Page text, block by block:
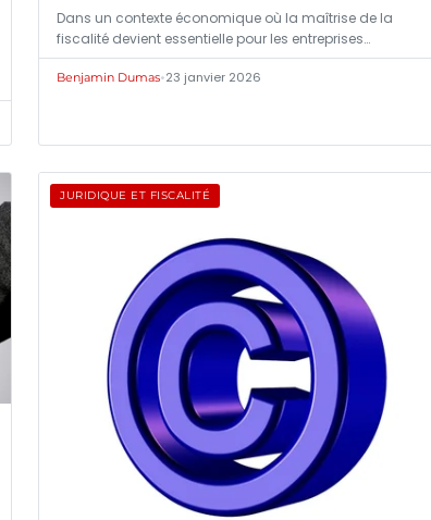
Dans un contexte économique où la maîtrise de la
fiscalité devient essentielle pour les entreprises…
Benjamin Dumas•23 janvier 2026
JURIDIQUE ET FISCALITÉ